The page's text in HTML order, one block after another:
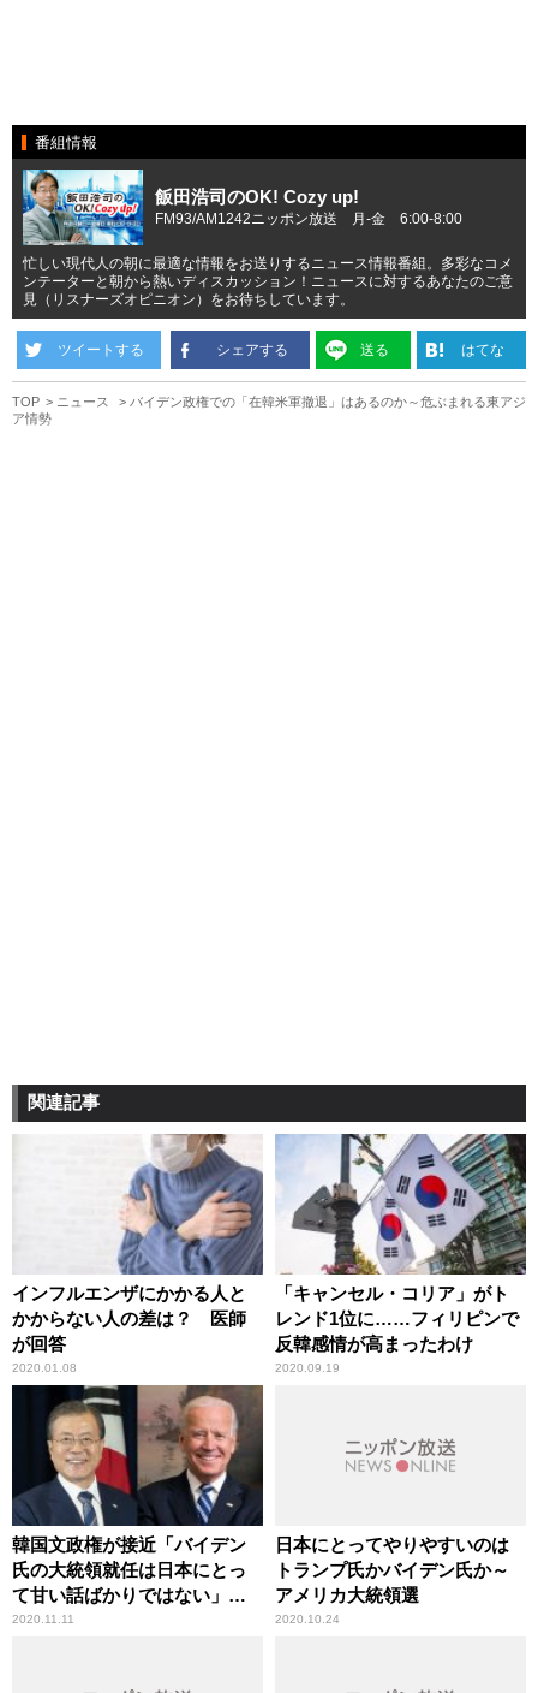
番組情報
飯田浩司のOK! Cozy up!
FM93/AM1242ニッポン放送 月-金 6:00-8:00
忙しい現代人の朝に最適な情報をお送りするニュース情報番組。多彩なコメ
ンテーターと朝から熱いディスカッション！ニュースに対するあなたのご意
見（リスナーズオピニオン）をお待ちしています。
ツイートする シェアする 送る はてな
TOP ニュース
バイデン政権での「在韓米軍撤退」はあるのか～危ぶまれる東アジ
ア情勢
関連記事
インフルエンザにかかる人と
かからない人の差は？ 医師
が回答
2020.01.08
「キャンセル・コリア」がト
レンド1位に……フィリピンで
反韓感情が高まったわけ
2020.09.19
韓国文政権が接近「バイデン
氏の大統領就任は日本にとっ
て甘い話ばかりではない」辛
坊治郎が指摘
2020.11.11
日本にとってやりやすいのは
トランプ氏かバイデン氏か～
アメリカ大統領選
2020.10.24